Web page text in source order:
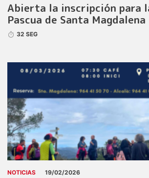
Abierta la inscripción para
Pascua de Santa Magdalena
32 SEG
NOTICIAS 19/02/2026